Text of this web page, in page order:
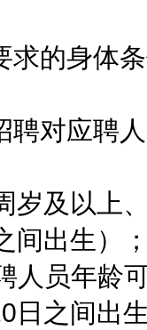
的身体条
对应聘人
及以上、
间出生）
人员年龄
日之间出